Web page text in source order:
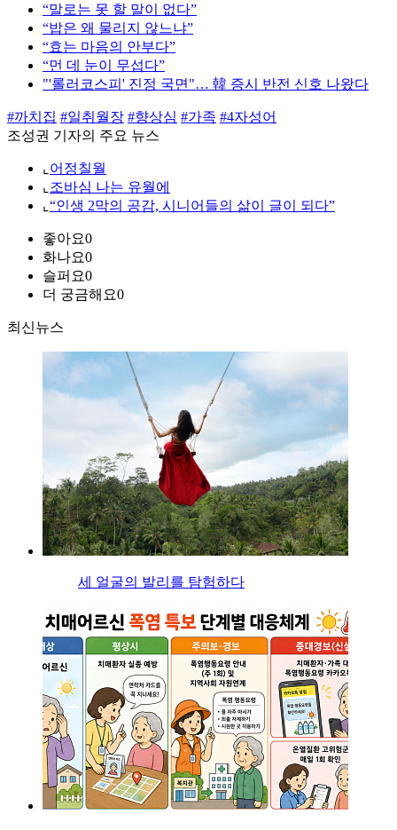
“말로는 못 할 말이 없다”
“밥은 왜 물리지 않느냐”
“효는 마음의 안부다”
“먼 데 눈이 무섭다”
"'롤러코스피' 진정 국면"… 韓 증시 반전 신호 나왔다
#까치집 #일취월장 #향상심 #가족 #4자성어
조성권 기자의 주요 뉴스
⌞ 어정칠월
⌞ 조바심 나는 유월에
⌞ “인생 2막의 공감, 시니어들의 삶이 글이 되다”
좋아요0
화나요0
슬퍼요0
더 궁금해요0
최신뉴스
세 얼굴의 발리를 탐험하다